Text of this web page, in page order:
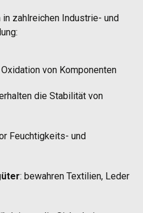
zahlreichen Industrie- und
von Komponenten
die Stabilität von
Feuchtigkeits- und
: bewahren Textilien, Leder